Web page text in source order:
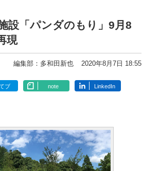
設「パンダのもり」9月8
現
編集部：多和田新也 2020年8月7日 18:55
ブ note LinkedIn